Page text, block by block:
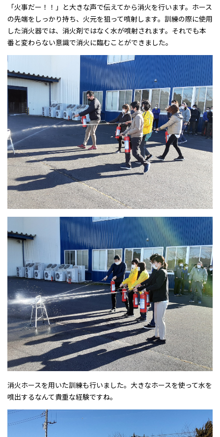
「火事だー！！」と大きな声で伝えてから消火を行います。ホース
の先端をしっかり持ち、火元を狙って噴射します。訓練の際に使用
した消火器では、消火剤ではなく水が噴射されます。それでも本
番と変わらない意識で消火に臨むことができました。
消火ホースを用いた訓練も行いました。大きなホースを使って水を
噴出するなんて貴重な経験ですね。